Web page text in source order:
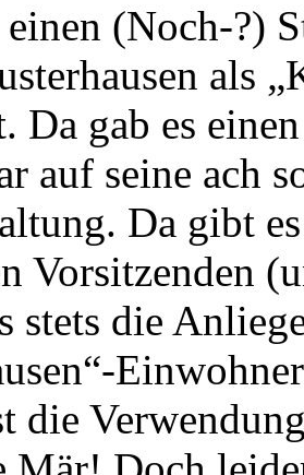
(Noch-?)
als
Da gab es
auf seine ach
Da gibt
Vorsitzenden
stets die
die